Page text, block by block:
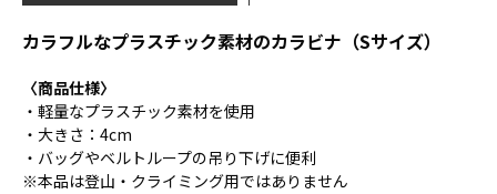
カラフルなプラスチック素材のカラビナ（Sサイズ）
〈商品仕様〉
・軽量なプラスチック素材を使用
・大きさ：4cm
・バッグやベルトループの吊り下げに便利
※本品は登山・クライミング用ではありません